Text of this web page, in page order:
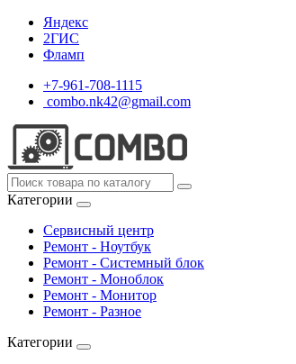
Яндекс
2ГИС
Фламп
+7-961-708-1115
combo.nk42@gmail.com
Категории
Сервисный центр
Ремонт - Ноутбук
Ремонт - Системный блок
Ремонт - Моноблок
Ремонт - Монитор
Ремонт - Разное
Категории